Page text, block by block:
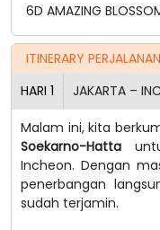
6D AMAZING
ITINERARY PERJALANAN
HARI 1 JAKARTA –
Malam ini, kita
Soekarno-Hatta
Incheon. Dengan
penerbangan
sudah terjamin.